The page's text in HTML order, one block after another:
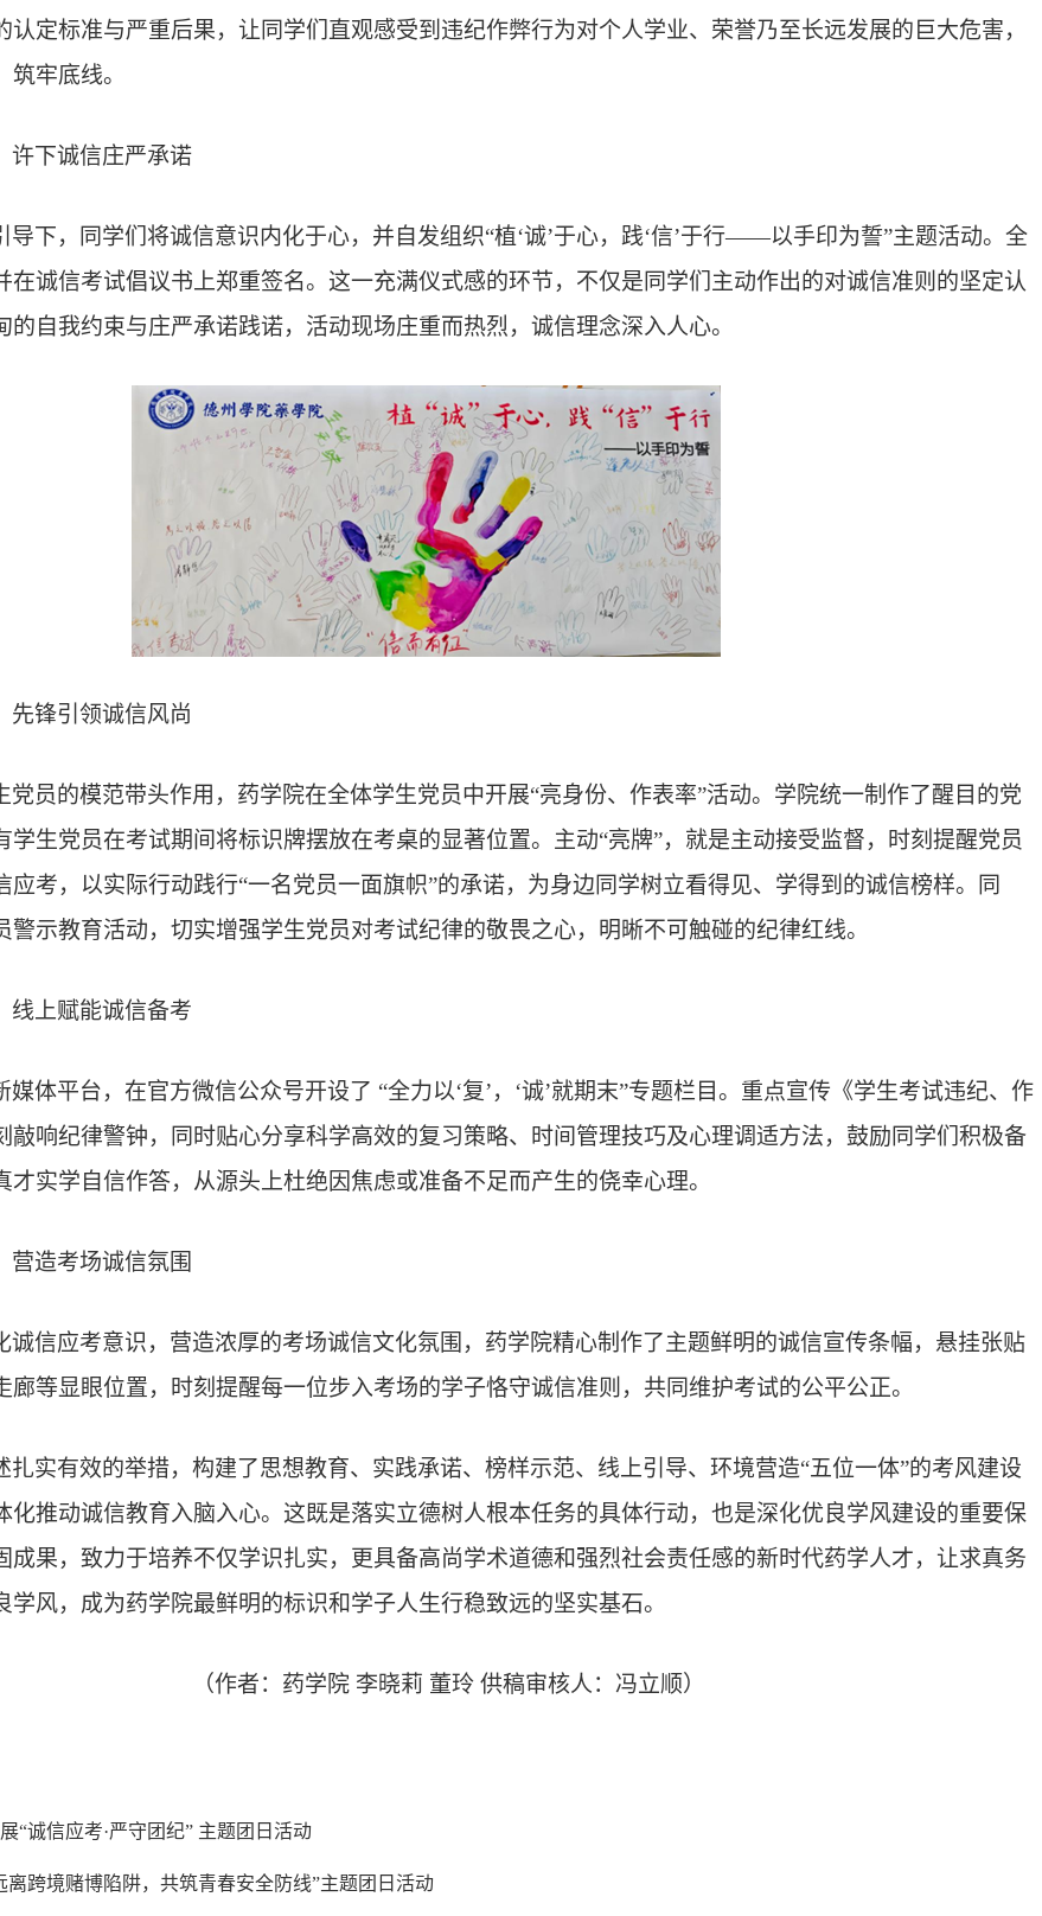
认定标准与严重后果，让同学们直观感受到违纪作弊行为对个人学业、荣誉乃至长远发展的巨大危害，
牢底线。
许下诚信庄严承诺
导下，同学们将诚信意识内化于心，并自发组织“植‘诚’于心，践‘信’于行——以手印为誓”主题活动。全
在诚信考试倡议书上郑重签名。这一充满仪式感的环节，不仅是同学们主动作出的对诚信准则的坚定认
的自我约束与庄严承诺践诺，活动现场庄重而热烈，诚信理念深入人心。
先锋引领诚信风尚
党员的模范带头作用，药学院在全体学生党员中开展“亮身份、作表率”活动。学院统一制作了醒目的党
学生党员在考试期间将标识牌摆放在考桌的显著位置。主动“亮牌”，就是主动接受监督，时刻提醒党员
应考，以实际行动践行“一名党员一面旗帜”的承诺，为身边同学树立看得见、学得到的诚信榜样。同
警示教育活动，切实增强学生党员对考试纪律的敬畏之心，明晰不可触碰的纪律红线。
线上赋能诚信备考
媒体平台，在官方微信公众号开设了 “全力以‘复’，‘诚’就期末”专题栏目。重点宣传《学生考试违纪、作
敲响纪律警钟，同时贴心分享科学高效的复习策略、时间管理技巧及心理调适方法，鼓励同学们积极备
才实学自信作答，从源头上杜绝因焦虑或准备不足而产生的侥幸心理。
营造考场诚信氛围
诚信应考意识，营造浓厚的考场诚信文化氛围，药学院精心制作了主题鲜明的诚信宣传条幅，悬挂张贴
廊等显眼位置，时刻提醒每一位步入考场的学子恪守诚信准则，共同维护考试的公平公正。
扎实有效的举措，构建了思想教育、实践承诺、榜样示范、线上引导、环境营造“五位一体”的考风建设
化推动诚信教育入脑入心。这既是落实立德树人根本任务的具体行动，也是深化优良学风建设的重要保
成果，致力于培养不仅学识扎实，更具备高尚学术道德和强烈社会责任感的新时代药学人才，让求真务
学风，成为药学院最鲜明的标识和学子人生行稳致远的坚实基石。
（作者：药学院 李晓莉 董玲 供稿审核人：冯立顺）
“诚信应考·严守团纪” 主题团日活动
离跨境赌博陷阱，共筑青春安全防线”主题团日活动